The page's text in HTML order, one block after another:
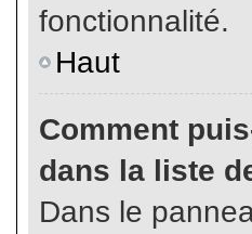
fonctionnalité.
Haut
Comment
dans la liste
Dans le